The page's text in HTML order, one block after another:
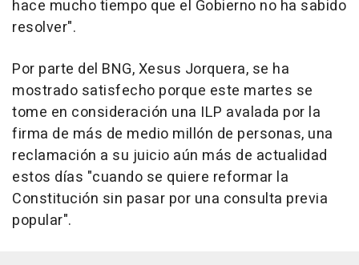
hace mucho tiempo que el Gobierno no ha sabido
resolver".
Por parte del BNG, Xesus Jorquera, se ha
mostrado satisfecho porque este martes se
tome en consideración una ILP avalada por la
firma de más de medio millón de personas, una
reclamación a su juicio aún más de actualidad
estos días "cuando se quiere reformar la
Constitución sin pasar por una consulta previa
popular".